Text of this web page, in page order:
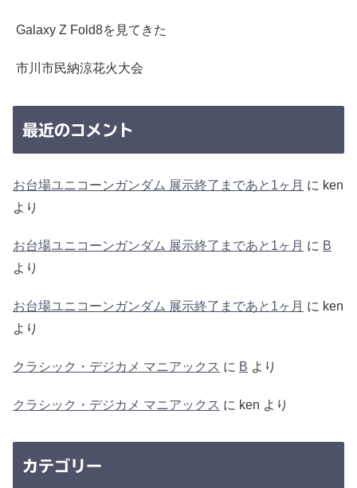
Galaxy Z Fold8を見てきた
市川市民納涼花火大会
最近のコメント
お台場ユニコーンガンダム 展示終了まであと1ヶ月 に ken
より
お台場ユニコーンガンダム 展示終了まであと1ヶ月 に B
より
お台場ユニコーンガンダム 展示終了まであと1ヶ月 に ken
より
クラシック・デジカメ マニアックス に B より
クラシック・デジカメ マニアックス に ken より
カテゴリー